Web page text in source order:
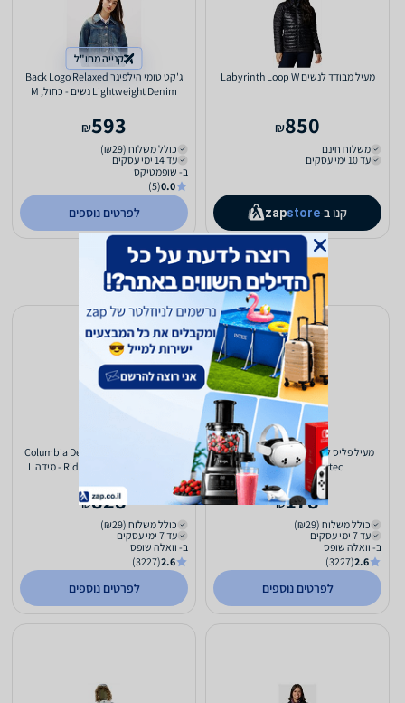
מעיל מבודד לנשים Labyrinth Loop W
850
₪
משלוח חינם
עד 10 ימי עסקים
קנו ב- zapstore
קנייה מחו"ל
ג'קט טומי הילפיגר Back Logo Relaxed
Lightweight Denim נשים - כחול, M
593
₪
כולל משלוח (₪29)
עד 14 ימי עסקים
ב- שופמטיקס
0.0
(5)
לפרטים נוספים
מעיל פליס לנשים LYNX 2.0 FZ W מבית
Aztec אצטק - מידה XL
178
₪
כולל משלוח (₪29)
עד 7 ימי עסקים
ב- וואלה שופס
2.6
(3227)
לפרטים נוספים
מעיל פוך ארוך לנשים - Columbia Delta
Ridge II Long Down Jacket - מידה L
828
₪
כולל משלוח (₪29)
עד 7 ימי עסקים
ב- וואלה שופס
2.6
(3227)
לפרטים נוספים